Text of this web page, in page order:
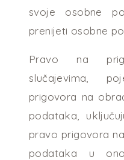
svoje osobne
prenijeti osobne
Pravo na
slučajevima,
prigovora na
podataka,
pravo prigovora
podataka u